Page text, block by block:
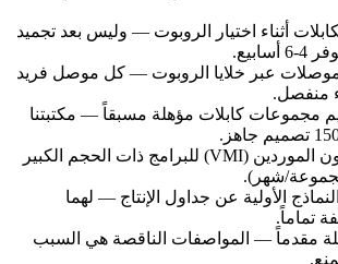
أثناء اختيار الروبوت — وليس بعد تجميد
عبر خلايا الروبوت — كل موصل فريد
منفصل.
مجموعات كابلات مؤهلة مسبقاً — مكتبتنا
نفّذ إدارة مخزون الموردين (VMI) للبرامج ذات الحجم الكبير
الأولية عن جداول الإنتاج — لهما
تماماً.
مقدماً — المواصفات الناقصة هي السبب